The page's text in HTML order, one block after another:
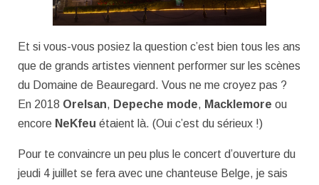
Et si vous-vous posiez la question c’est bien tous les ans
que de grands artistes viennent performer sur les scènes
du Domaine de Beauregard. Vous ne me croyez pas ?
En 2018 Orelsan, Depeche mode, Macklemore ou
encore NeKfeu étaient là. (Oui c’est du sérieux !)
Pour te convaincre un peu plus le concert d’ouverture du
jeudi 4 juillet se fera avec une chanteuse Belge, je sais